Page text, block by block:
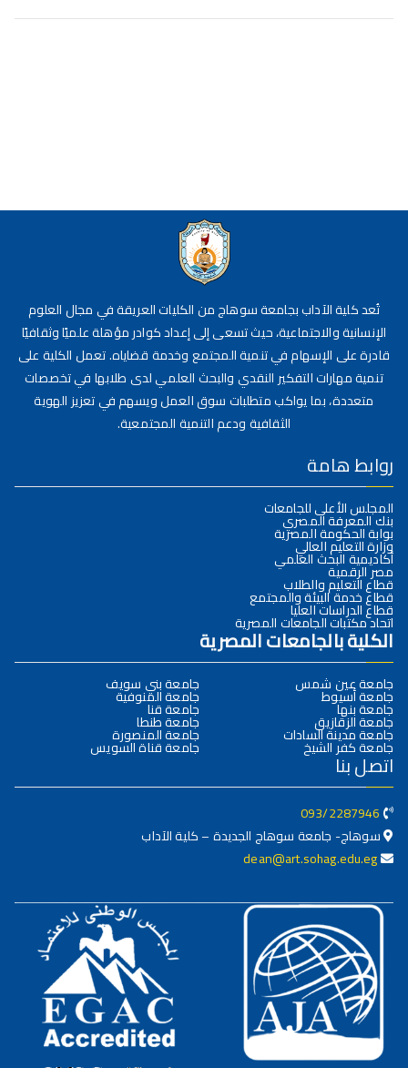
تُعد كلية الآداب بجامعة سوهاج من الكليات العريقة في مجال العلوم
الإنسانية والاجتماعية، حيث تسعى إلى إعداد كوادر مؤهلة علميًا وثقافيًا
قادرة على الإسهام في تنمية المجتمع وخدمة قضاياه. تعمل الكلية على
تنمية مهارات التفكير النقدي والبحث العلمي لدى طلابها في تخصصات
متعددة، بما يواكب متطلبات سوق العمل ويسهم في تعزيز الهوية
الثقافية ودعم التنمية المجتمعية.
روابط هامة
المجلس الأعلى للجامعات
بنك المعرفة المصري
بوابة الحكومة المصرية
وزارة التعليم العالي
أكاديمية البحث العلمي
مصر الرقمية
قطاع التعليم والطلاب
قطاع خدمة البيئة والمجتمع
قطاع الدراسات العليا
اتحاد مكتبات الجامعات المصرية
الكلية بالجامعات المصرية
جامعة عين شمس
جامعة أسيوط
جامعة بنها
جامعة الزقازيق
جامعة مدينة السادات
جامعة كفر الشيخ
جامعة بني سويف
جامعة المنوفية
جامعة قنا
جامعة طنطا
جامعة المنصورة
جامعة قناة السويس
اتصل بنا
093/2287946
سوهاج- جامعة سوهاج الجديدة – كلية الآداب